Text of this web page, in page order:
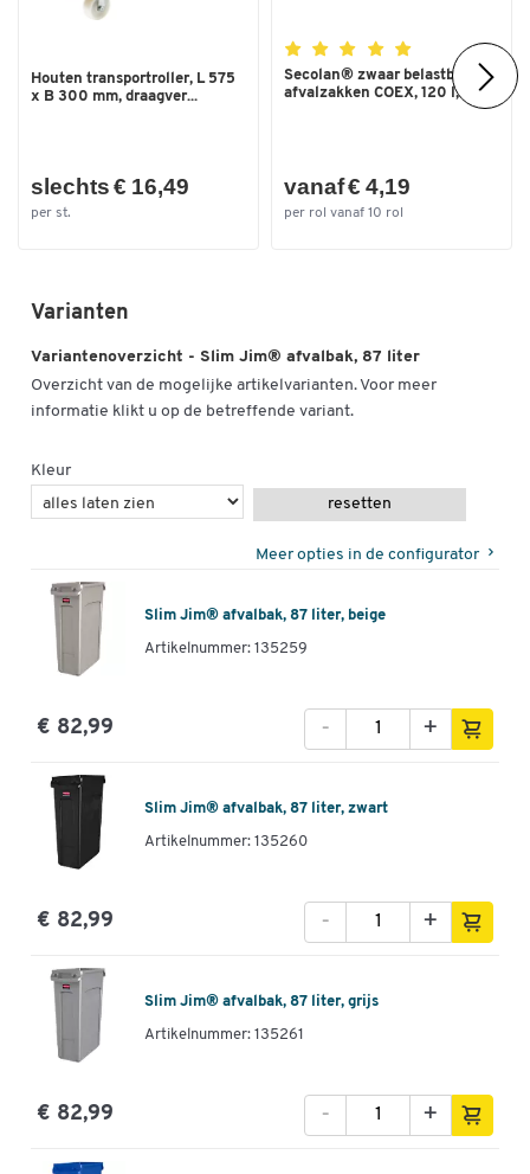
Houten transportroller, L 575
x B 300 mm, draagver...
slechts € 16,49
per st.
Secolan® zwaar belastbare
afvalzakken COEX, 120 l,...
vanaf € 4,19
per rol vanaf 10 rol
Varianten
Variantenoverzicht - Slim Jim® afvalbak, 87 liter
Overzicht van de mogelijke artikelvarianten. Voor meer
informatie klikt u op de betreffende variant.
Kleur
resetten
Meer opties in de configurator
Slim Jim® afvalbak, 87 liter, beige
Artikelnummer: 135259
€ 82,99 +
-
Slim Jim® afvalbak, 87 liter, zwart
Artikelnummer: 135260
€ 82,99 +
-
Slim Jim® afvalbak, 87 liter, grijs
Artikelnummer: 135261
€ 82,99 +
-
Dubbelklik om in te zoomen